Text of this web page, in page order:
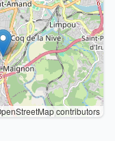
contributors